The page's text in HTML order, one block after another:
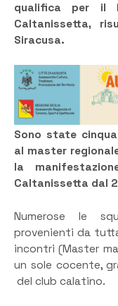
qualifica per il
Caltanissetta,
Siracusa.
Sono state
al master
la
Caltanissetta dal
Numerose le
provenienti da
incontri (Master
un sole cocente,
del club calatino.